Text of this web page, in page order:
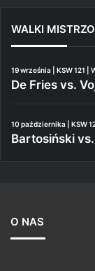
WALKI
19 września | KSW 121 |
De Fries vs.
10 października | KSW
Bartosiński
O NAS